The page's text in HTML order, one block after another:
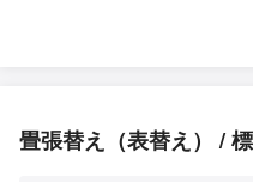
畳張替え（表替え） /